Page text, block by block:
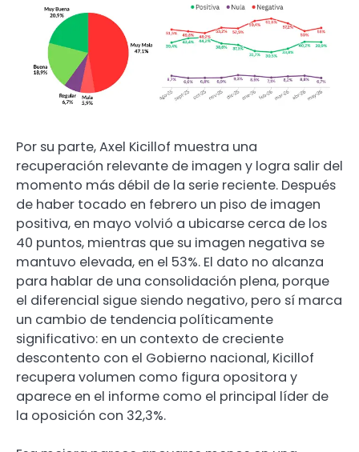
Por su parte, Axel Kicillof muestra una
recuperación relevante de imagen y logra salir del
momento más débil de la serie reciente. Después
de haber tocado en febrero un piso de imagen
positiva, en mayo volvió a ubicarse cerca de los
40 puntos, mientras que su imagen negativa se
mantuvo elevada, en el 53%. El dato no alcanza
para hablar de una consolidación plena, porque
el diferencial sigue siendo negativo, pero sí marca
un cambio de tendencia políticamente
significativo: en un contexto de creciente
descontento con el Gobierno nacional, Kicillof
recupera volumen como figura opositora y
aparece en el informe como el principal líder de
la oposición con 32,3%.